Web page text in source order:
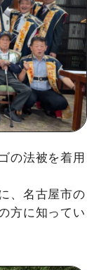
の法被を着⽤
、名古屋市の
⽅に知ってい